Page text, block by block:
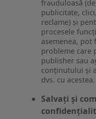
frauduloasă
publicitate,
reclame) și
procesele
asemenea,
probleme care
publisher sau
conținutului și
dvs. cu acestea.
Salvați și